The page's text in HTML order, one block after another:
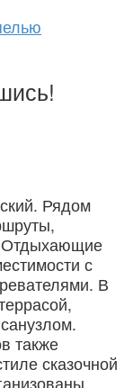
Рядом
Отдыхающие
с
В
также
сказочной